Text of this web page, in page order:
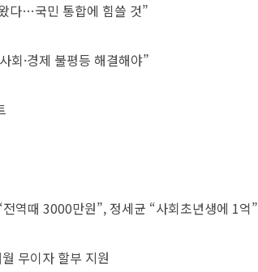
다…국민 통합에 힘쓸 것”
·경제 불평등 해결해야”
역때 3000만원”, 정세균 “사회초년생에 1억”
무이자 할부 지원